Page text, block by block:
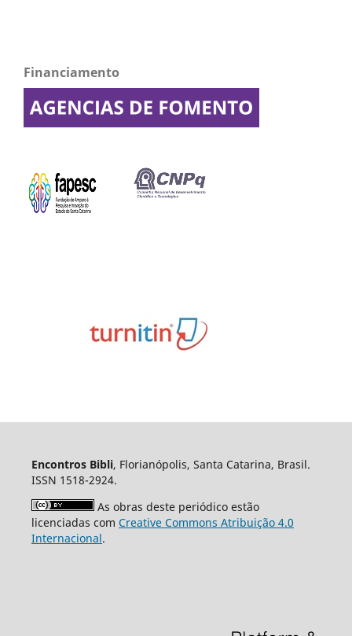
Financiamento
Encontros Bibli, Florianópolis, Santa Catarina, Brasil.
ISSN 1518-2924.
As obras deste periódico estão
licenciadas com Creative Commons Atribuição 4.0
Internacional.